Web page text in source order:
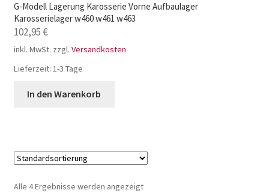
G-Modell Lagerung Karosserie Vorne Aufbaulager
Karosserielager w460 w461 w463
102,95€
inkl. MwSt. zzgl. Versandkosten
Lieferzeit: 1-3 Tage
In den Warenkorb
Alle 4 Ergebnisse werden angezeigt